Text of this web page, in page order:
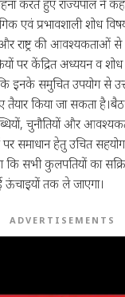
करते हुए राज्यपाल ने
एवं प्रभावशाली शोध
राष्ट्र की आवश्यकताओं
पर केंद्रित अध्ययन व
इनके समुचित उपयोग से
तैयार किया जा सकता
चुनौतियों और
समाधान हेतु उचित
सभी कुलपतियों का
ऊंचाइयों तक ले जाएगा।
ADVERTISEMENTS